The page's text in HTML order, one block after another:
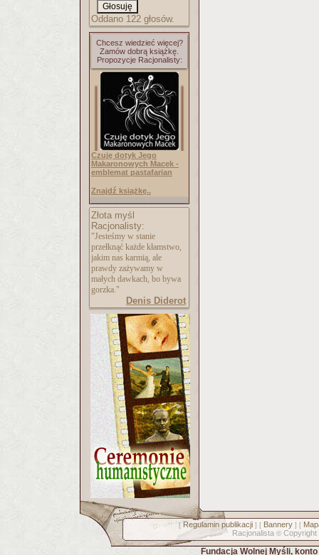
Oddano 122 głosów.
Chcesz wiedzieć więcej?
Zamów dobrą książkę.
Propozycje Racjonalisty:
Czuję dotyk Jego
Makaronowych Macek -
emblemat pastafarian
Znajdź książkę..
Złota myśl
Racjonalisty:
"Jesteśmy w stanie
przełknąć każde kłamstwo,
jakim nas karmią, ale
prawdy zażywamy w
małych dawkach, bo bywa
gorzka."
Denis Diderot
[ Regulamin publikacji] [ Bannery] [
Racjonalista © Copyright
Fundacja Wolnej Myśli,